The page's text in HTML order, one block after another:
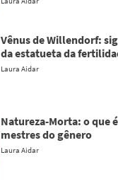
Vênus de Willendorf:
da estatueta da
Laura Aidar
Natureza-Morta: o que
mestres do gênero
Laura Aidar